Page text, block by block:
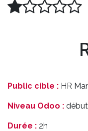
Public cible : HR
Niveau Odoo :
Durée : 2h